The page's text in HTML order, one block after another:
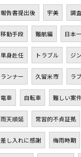
報告書提出後 宇美 調
移動手段 難航編 日本
単身赴任 トラブル ジ
ランナー 久留米市 ラ
電車 自転車 難しい案
雨天順延 常習的不貞証拠
差し入れに感謝 梅雨時期